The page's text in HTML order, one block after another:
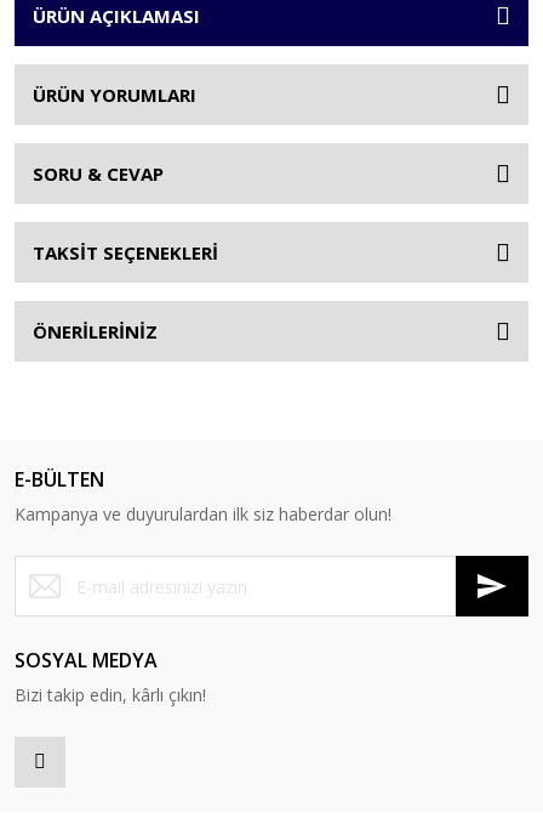
ÜRÜN AÇIKLAMASI
ÜRÜN YORUMLARI
SORU & CEVAP
TAKSİT SEÇENEKLERİ
ÖNERİLERİNİZ
E-BÜLTEN
Kampanya ve duyurulardan ilk siz haberdar olun!
SOSYAL MEDYA
Bizi takip edin, kârlı çıkın!